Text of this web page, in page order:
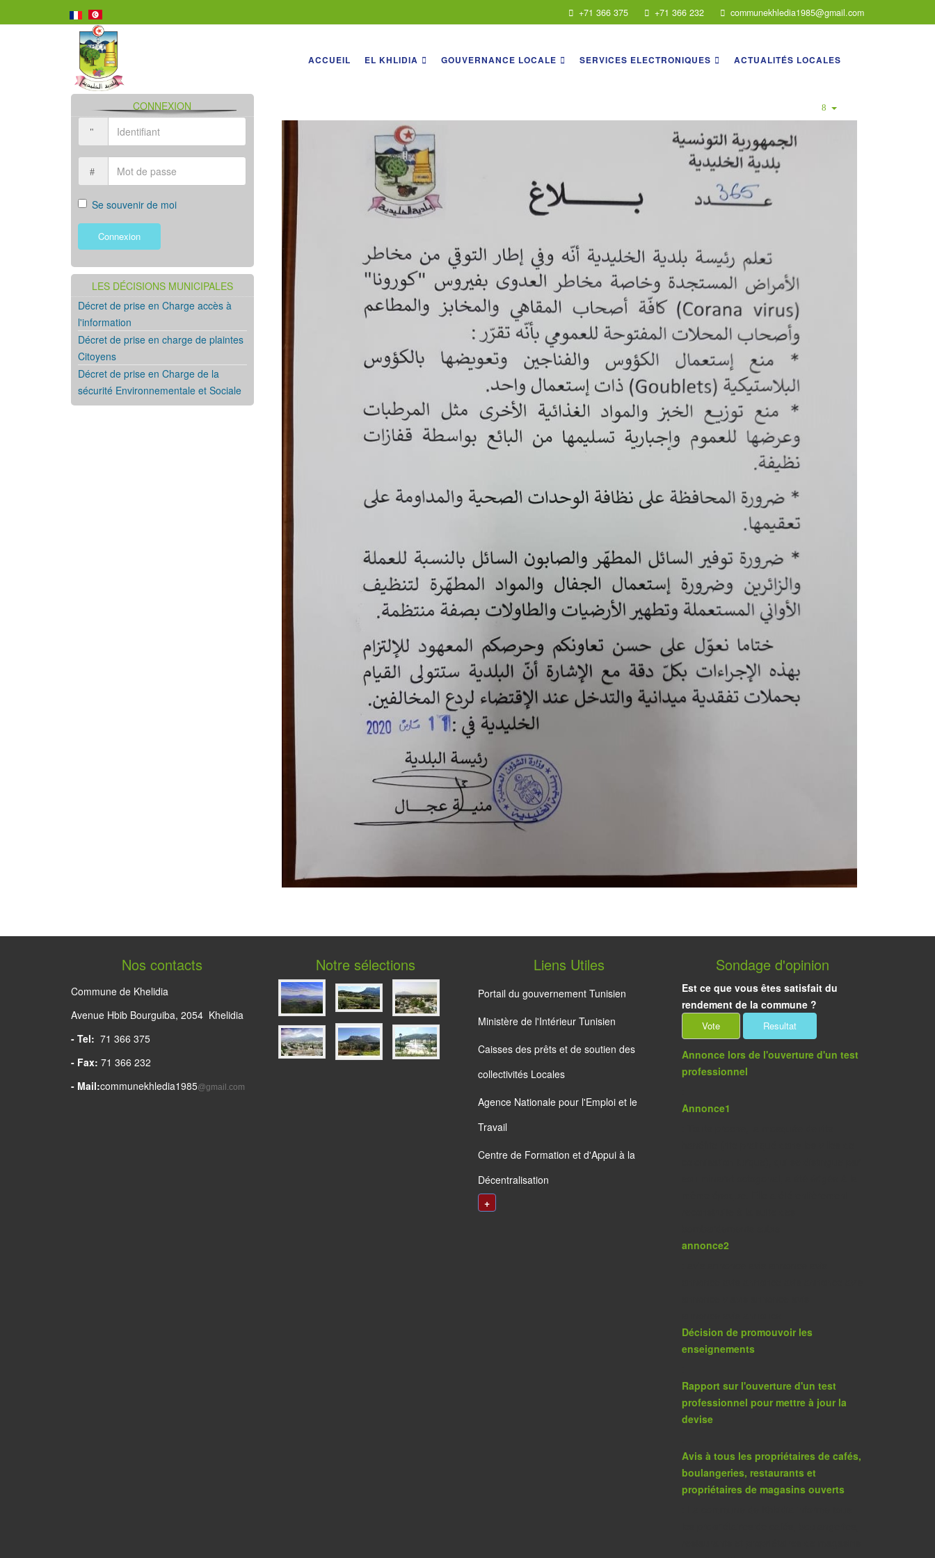
+71 366 375 +71 366 232 communekhledia1985@gmail.com
ACCUEIL EL KHLIDIA GOUVERNANCE LOCALE SERVICES ELECTRONIQUES ACTUALITÉS LOCALES
CONNEXION
Se souvenir de moi
Connexion
LES DÉCISIONS MUNICIPALES
Décret de prise en Charge accès à
l'information
Décret de prise en charge de plaintes
Citoyens
Décret de prise en Charge de la
sécurité Environnementale et Sociale
Nos contacts
Commune de Khelidia
Avenue Hbib Bourguiba, 2054 Khelidia
- Tel: 71 366 375
- Fax: 71 366 232
- Mail:communekhledia1985@gmail.com
Notre sélections Liens Utiles
Portail du gouvernement Tunisien
Ministère de l'Intérieur Tunisien
Caisses des prêts et de soutien des
collectivités Locales
Agence Nationale pour l'Emploi et le
Travail
Centre de Formation et d'Appui à la
Décentralisation
+
Sondage d'opinion
Est ce que vous êtes satisfait du
rendement de la commune ?
Annonce lors de l'ouverture d'un test
professionnel
Annonce1
annonce2
Décision de promouvoir les
enseignements
Rapport sur l'ouverture d'un test
professionnel pour mettre à jour la
devise
Avis à tous les propriétaires de cafés,
boulangeries, restaurants et
propriétaires de magasins ouverts